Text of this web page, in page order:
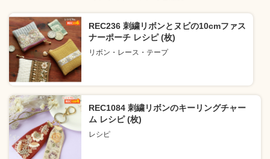
REC236 刺繍リボンとヌビの10cmファス
ナーポーチ レシピ (枚)
リボン・レース・テープ
REC1084 刺繍リボンのキーリングチャー
ム レシピ (枚)
レシピ